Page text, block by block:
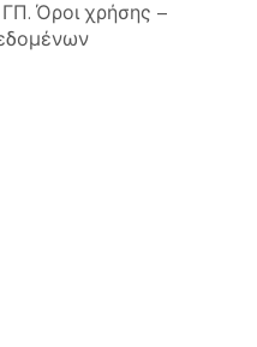
Όροι χρήσης –